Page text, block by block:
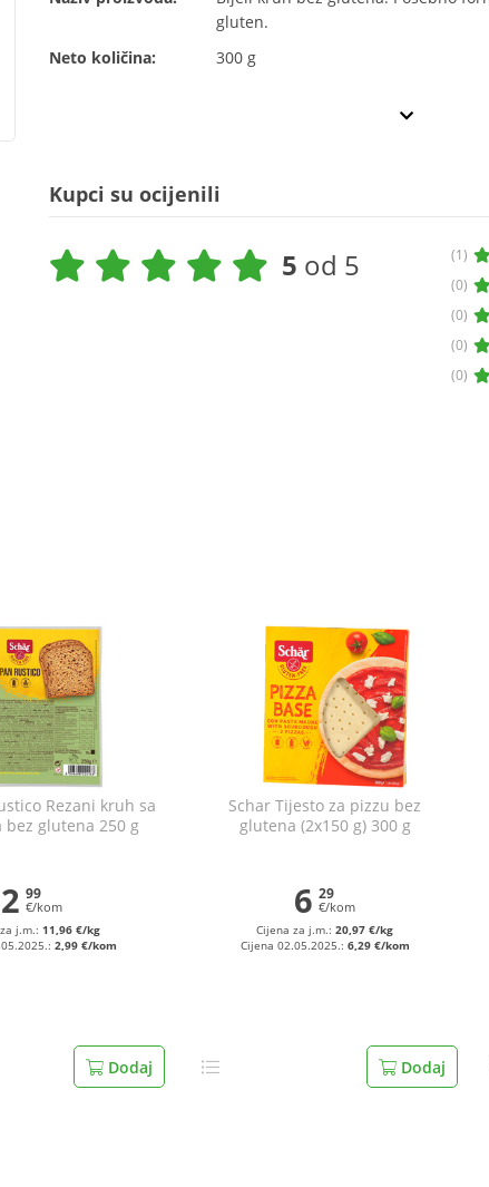
gluten.
Neto količina:
300 g
Kupci su ocijenili
5 od 5
(1)
(0)
(0)
(0)
(0)
Rezani kruh sa
bez glutena 250 g
2 99
€/kom
j.m.:11,96 €/kg
2,99 €/kom
Dodaj
Schar Tijesto za pizzu bez
glutena (2x150 g) 300 g
6 29
€/kom
Cijena za j.m.:20,97 €/kg
Cijena 02.05.2025.: 6,29 €/kom
Dodaj